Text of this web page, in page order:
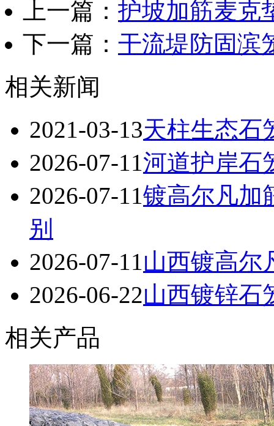
上一篇： 护坡加筋麦克
下一篇： 干流堤防固滨
相关新闻
2021-03-13天柱生态石
2026-07-11河道护岸石
2026-07-11镀高尔凡加
别
2026-07-11山西镀高尔
2026-06-22山西镀锌石
相关产品